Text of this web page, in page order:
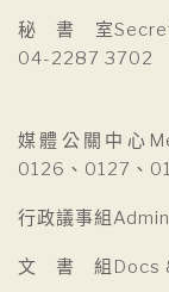
秘 書 室
04-2287 3702
媒體公關中心
0126、0127、
行政議事組
文 書 組Docs